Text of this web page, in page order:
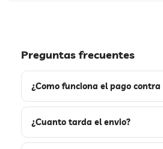
Preguntas frecuentes
¿Como funciona el pago
¿Cuanto tarda el envio?